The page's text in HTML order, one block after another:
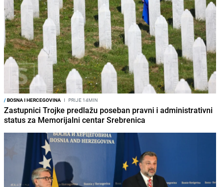
/BOSNA I HERCEGOVINA I PRIJE 14MIN
Zastupnici Trojke predlažu poseban pravni i administrativni
status za Memorijalni centar Srebrenica